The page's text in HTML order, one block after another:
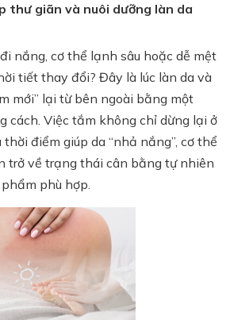
thư giãn và nuôi dưỡng làn da
nắng, cơ thể lạnh sâu hoặc dễ mệt
tiết thay đổi? Đây là lúc làn da và
mới” lại từ bên ngoài bằng một
cách. Việc tắm không chỉ dừng lại ở
điểm giúp da “nhả nắng”, cơ thể
trở về trạng thái cân bằng tự nhiên
phù hợp.